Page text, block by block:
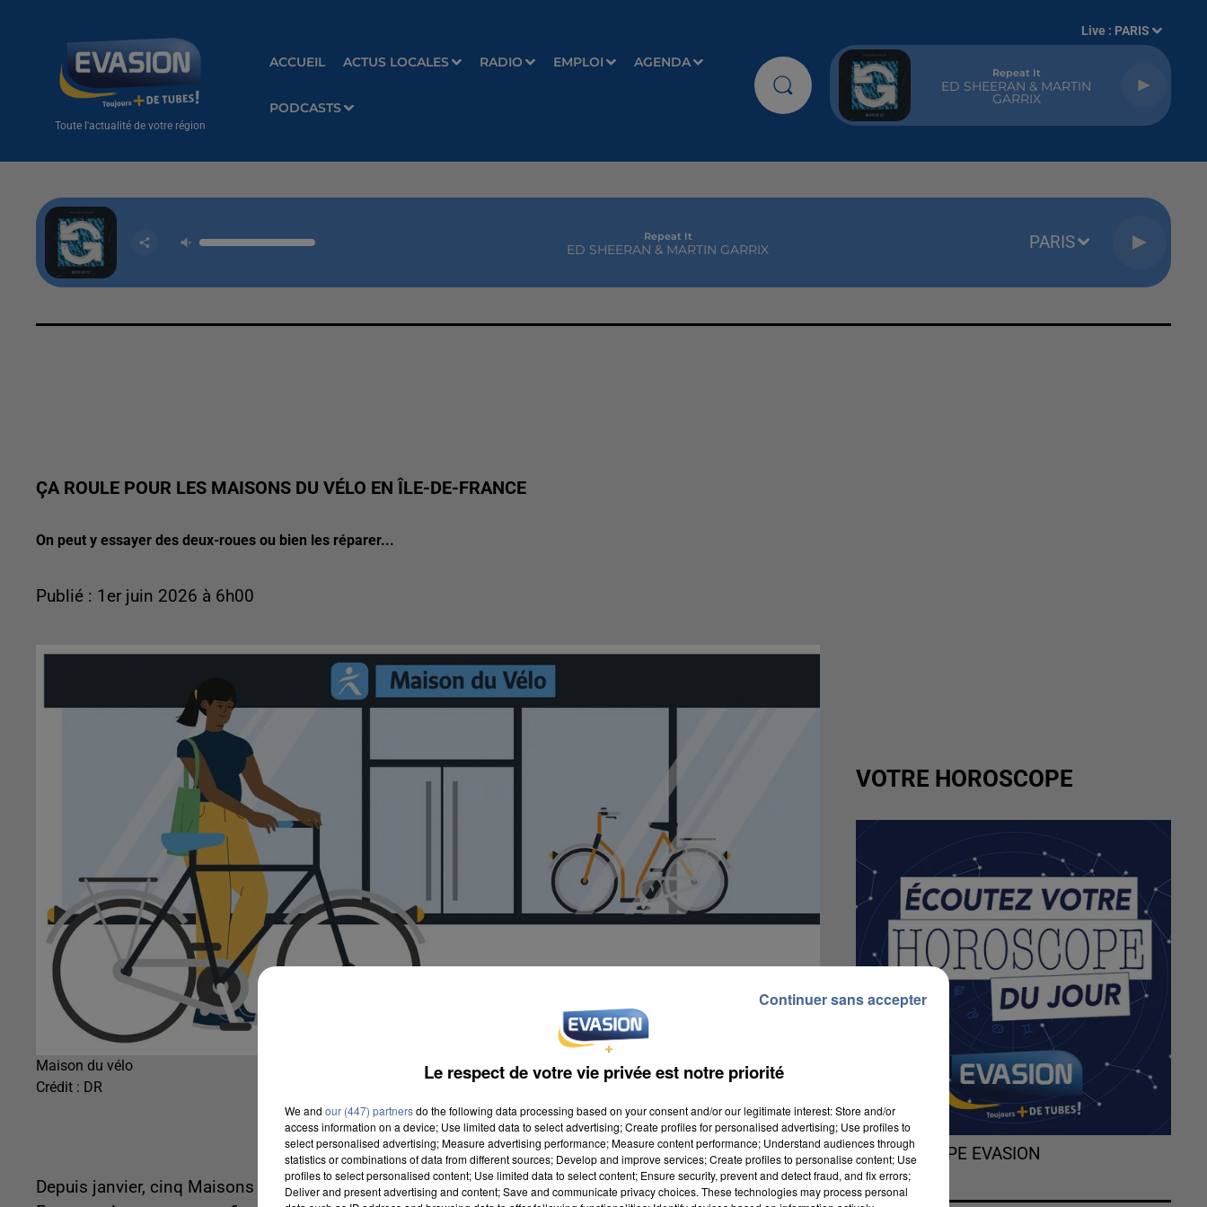
Toute l'actualité de votre région
ACCUEIL ACTUS LOCALES RADIO EMPLOI AGENDA
PODCASTS
Live : PARIS
Repeat It
ED SHEERAN & MARTIN
GARRIX
Repeat It
ED SHEERAN & MARTIN GARRIX PARIS
ÇA ROULE POUR LES MAISONS DU VÉLO EN ÎLE-DE-FRANCE
On peut y essayer des deux-roues ou bien les réparer...
Publié : 1er juin 2026 à 6h00
Maison du vélo
Crédit : DR
Depuis janvier, cinq Maisons du Vélo fixes ont ouvert dans la région, comme à Juvisy-sur-Orge en
VOTRE HOROSCOPE
L'HOROSCOPE EVASION
Le respect de votre vie privée est notre priorité
We and our (447) partnersdo the following data processing based on your consent and/or our legitimate interest: Store and/or
access information on a device; Use limited data to select advertising; Create profiles for personalised advertising; Use profiles to
select personalised advertising; Measure advertising performance; Measure content performance; Understand audiences through
statistics or combinations of data from different sources; Develop and improve services; Create profiles to personalise content; Use
profiles to select personalised content; Use limited data to select content; Ensure security, prevent and detect fraud, and fix errors;
Deliver and present advertising and content; Save and communicate privacy choices. These technologies may process personal
Continuer sans accepter